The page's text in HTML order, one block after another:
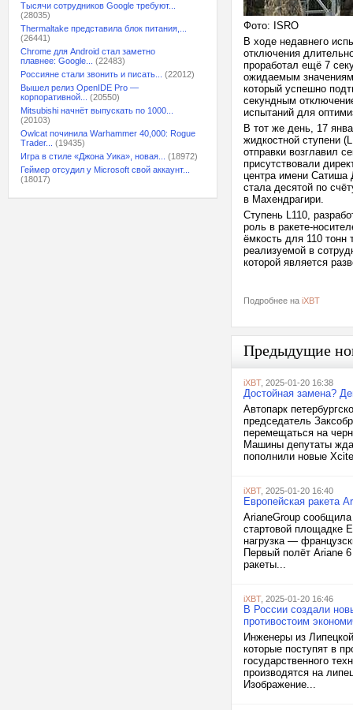
Тысячи сотрудников Google требуют...
(28035)
Thermaltake представила блок питания,...
(26441)
Chrome для Android стал заметно
плавнее: Google...
(22483)
Россияне стали звонить и писать...
(22012)
Вышел релиз OpenIDE Pro —
корпоративной...
(20550)
Mitsubishi начнёт выпускать по 1000...
(20103)
Owlcat починила Warhammer 40,000: Rogue
Trader...
(19435)
Игра в стиле «Джона Уика», новая...
(18972)
Геймер отсудил у Microsoft свой аккаунт...
(18017)
Фото: ISRO
В ходе недавнего
отключения
проработал ещё 7
ожидаемым
который успешно
секундным
испытаний для
В тот же день, 17
жидкостной ступени
отправки возглавил
присутствовали
центра имени Сатиша
стала десятой по
в Махендрагири.
Ступень L110,
роль в ракете-
ёмкость для 110 тонн
реализуемой в
которой является
Подробнее на iXBT
Предыдущие
iXBT, 2025-01-20 16:38
Достойная замена?
Автопарк
председатель
перемещаться на
Машины депутаты
пополнили новые
iXBT, 2025-01-20 16:40
Европейская ракета
ArianeGroup сообщила
стартовой площадке
нагрузка —
Первый полёт Ariane
ракеты...
iXBT, 2025-01-20 16:46
В России создали
противостоим
Инженеры из
которые поступят в
государственного
производятся на
Изображение...